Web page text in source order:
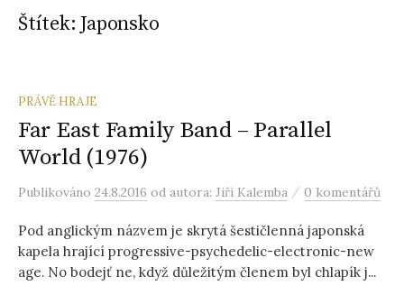
Štítek: Japonsko
PRÁVĚ HRAJE
Far East Family Band – Parallel
World (1976)
Publikováno 24.8.2016 od autora: Jiří Kalemba / 0 komentářů
Pod anglickým názvem je skrytá šestičlenná japonská
kapela hrající progressive-psychedelic-electronic-new
age. No bodejť ne, když důležitým členem byl chlapík j...